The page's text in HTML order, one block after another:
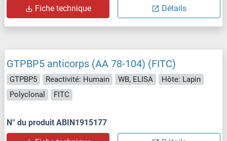
Fiche technique Détails
GTPBP5 anticorps (AA 78-104) (FITC)
GTPBP5 Reactivité: Humain WB, ELISA
Hôte: Lapin
Polyclonal
FITC
N° du produit ABIN1915177